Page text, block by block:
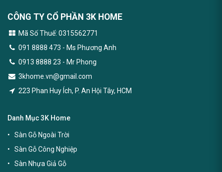
CÔNG TY CỔ PHẦN 3K HOME
Mã Số Thuế: 0315562771
091 8888 473 - Ms Phương Anh
0913 8888 23 - Mr Phong
3khome.vn@gmail.com
223 Phan Huy Ích, P. An Hội Tây, HCM
Danh Mục 3K Home
Sàn Gỗ Ngoài Trời
Sàn Gỗ Công Nghiệp
Sàn Nhựa Giả Gỗ